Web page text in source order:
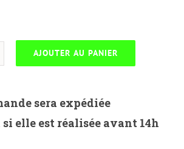
AJOUTER AU PANIER
sera expédiée
elle est réalisée avant 14h